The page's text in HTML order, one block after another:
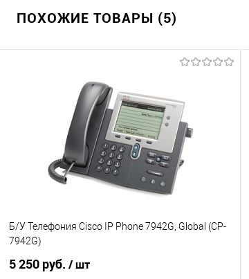
ПОХОЖИЕ ТОВАРЫ (5)
Б/У Телефония Cisco IP Phone 7942G, Global (CP-
7942G)
5 250 руб. / шт